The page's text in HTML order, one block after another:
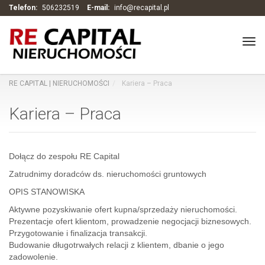
Telefon: 506232519 E-mail: info@recapital.pl
RE CAPITAL | NIERUCHOMOŚCI Kariera – Praca
Kariera – Praca
Dołącz do zespołu RE Capital
Zatrudnimy doradców ds. nieruchomości gruntowych
OPIS STANOWISKA
Aktywne pozyskiwanie ofert kupna/sprzedaży nieruchomości.
Prezentacje ofert klientom, prowadzenie negocjacji biznesowych.
Przygotowanie i finalizacja transakcji.
Budowanie długotrwałych relacji z klientem, dbanie o jego
zadowolenie.